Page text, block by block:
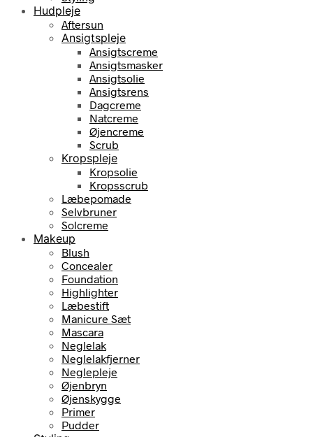
Hudpleje
Aftersun
Ansigtspleje
Ansigtscreme
Ansigtsmasker
Ansigtsolie
Ansigtsrens
Dagcreme
Natcreme
Øjencreme
Scrub
Kropspleje
Kropsolie
Kropsscrub
Læbepomade
Selvbruner
Solcreme
Makeup
Blush
Concealer
Foundation
Highlighter
Læbestift
Manicure Sæt
Mascara
Neglelak
Neglelakfjerner
Neglepleje
Øjenbryn
Øjenskygge
Primer
Pudder